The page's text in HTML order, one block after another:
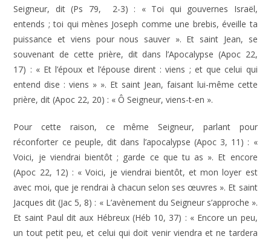
Seigneur, dit (Ps 79, 2-3) : « Toi qui gouvernes Israël,
entends ; toi qui mènes Joseph comme une brebis, éveille ta
puissance et viens pour nous sauver ». Et saint Jean, se
souvenant de cette prière, dit dans l’Apocalypse (Apoc 22,
17) : « Et l’époux et l’épouse dirent : viens ; et que celui qui
entend dise : viens » ». Et saint Jean, faisant lui-même cette
prière, dit (Apoc 22, 20) : « Ô Seigneur, viens-t-en ».
Pour cette raison, ce même Seigneur, parlant pour
réconforter ce peuple, dit dans l’apocalypse (Apoc 3, 11) : «
Voici, je viendrai bientôt ; garde ce que tu as ». Et encore
(Apoc 22, 12) : « Voici, je viendrai bientôt, et mon loyer est
avec moi, que je rendrai à chacun selon ses œuvres ». Et saint
Jacques dit (Jac 5, 8) : « L’avènement du Seigneur s’approche ».
Et saint Paul dit aux Hébreux (Héb 10, 37) : « Encore un peu,
un tout petit peu, et celui qui doit venir viendra et ne tardera